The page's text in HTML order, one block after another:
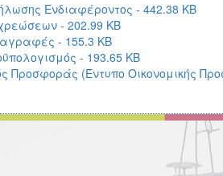
Ενδιαφέροντος - 442.38 KB
- 202.99 KB
- 155.3 KB
- 193.65 KB
Προσφοράς (Έντυπο Οικονομικής